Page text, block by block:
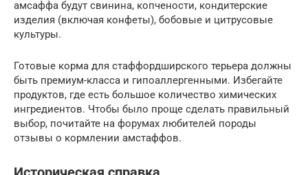
амсаффа будут свинина, копчености, кондитерские
изделия (включая конфеты), бобовые и цитрусовые
культуры.
Готовые корма для стаффордширского терьера должны
быть премиум-класса и гипоаллергенными. Избегайте
продуктов, где есть большое количество химических
ингредиентов. Чтобы было проще сделать правильный
выбор, почитайте на форумах любителей породы
отзывы о кормлении амстаффов.